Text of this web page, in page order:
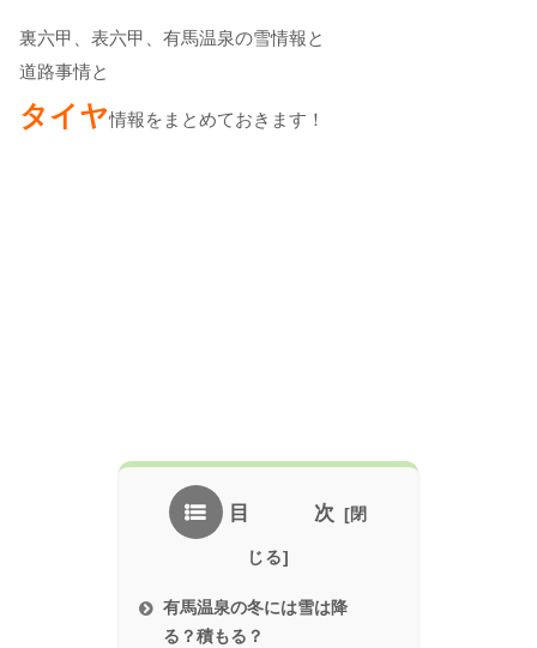
裏六甲、表六甲、有馬温泉の雪情報と
道路事情と
タイヤ情報をまとめておきます！
目 次
有馬温泉の冬には雪は降
る？積もる？